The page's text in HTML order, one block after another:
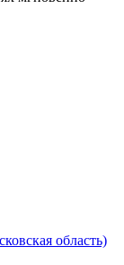
область)